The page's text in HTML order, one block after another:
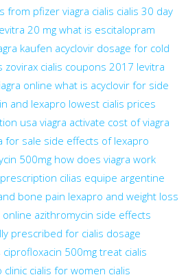
from pfizerviagra cialis cialis 30 day
20 mg what is escitalopram
kaufen acyclovir dosage for cold
zovirax cialis coupons 2017 levitra
online what is acyclovir for side
and lexapro lowest cialis prices
usa viagra activate cost of viagra
for sale side effects of lexapro
500mg how does viagra work
cilias equipe argentine
bone pain lexapro and weight loss
online azithromycin side effects
prescribed for cialis dosage
500mg treat cialis
clinic cialis for women cialis